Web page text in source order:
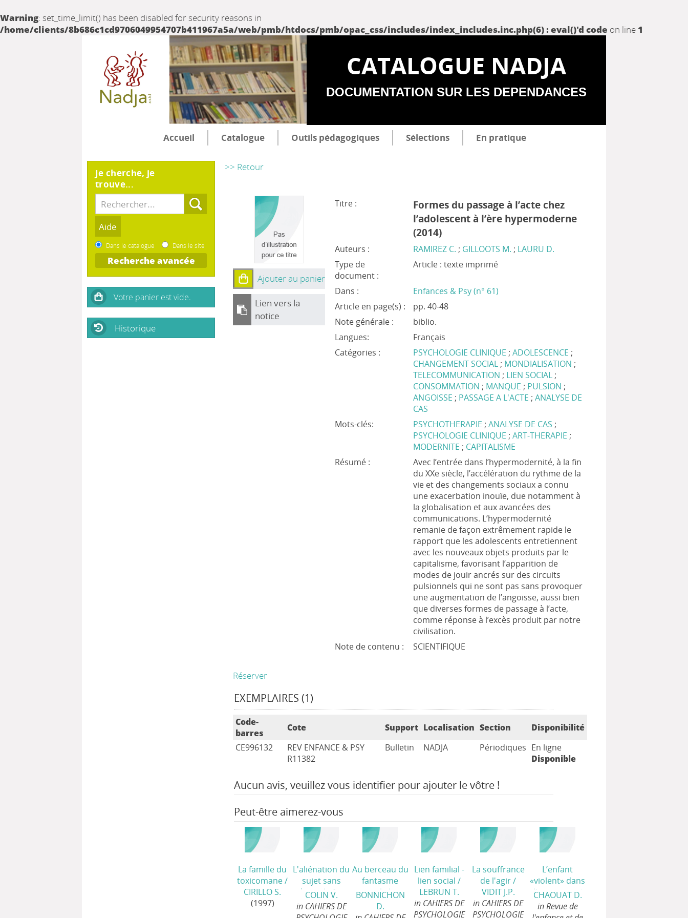
Warning: set_time_limit() has been disabled for security reasons in
/home/clients/8b686c1cd9706049954707b411967a5a/web/pmb/htdocs/pmb/opac_css/includes/index_includes.inc.php(6) : eval()'d code on line 1
CATALOGUE NADJA
DOCUMENTATION SUR LES DEPENDANCES
Accueil Catalogue Outils pédagogiques Sélections En pratique
>> Retour
Ajouter au panier
Lien vers la
notice
Titre :
Formes du passage à l’acte chez
l’adolescent à l’ère hypermoderne
(2014)
Auteurs : RAMIREZ C. ; GILLOOTS M. ; LAURU D.
Type de
document :
Article : texte imprimé
Dans :
Enfances & Psy (n° 61)
Article en page(s) :
pp. 40-48
Note générale :
biblio.
Langues:
Français
Catégories :
PSYCHOLOGIE CLINIQUE ;ADOLESCENCE ;
CHANGEMENT SOCIAL ; MONDIALISATION ;
TELECOMMUNICATION ; LIEN SOCIAL ;
CONSOMMATION ; MANQUE ; PULSION ;
ANGOISSE ; PASSAGE A L'ACTE ;ANALYSE DE
CAS
Mots-clés:
PSYCHOTHERAPIE ;ANALYSE DE CAS ;
PSYCHOLOGIE CLINIQUE ;ART-THERAPIE ;
MODERNITE ; CAPITALISME
Résumé :
Avec l’entrée dans l’hypermodernité, à la fin
du XXe siècle, l’accélération du rythme de la
vie et des changements sociaux a connu
une exacerbation inouïe, due notamment à
la globalisation et aux avancées des
communications. L’hypermodernité
remanie de façon extrêmement rapide le
rapport que les adolescents entretiennent
avec les nouveaux objets produits par le
capitalisme, favorisant l’apparition de
modes de jouir ancrés sur des circuits
pulsionnels qui ne sont pas sans provoquer
une augmentation de l’angoisse, aussi bien
que diverses formes de passage à l’acte,
comme réponse à l’excès produit par notre
civilisation.
Note de contenu :
SCIENTIFIQUE
Réserver
EXEMPLAIRES (1)
Code-
barres
Cote Support Localisation Section
Disponibilité
CE996132
REV ENFANCE & PSY
R11382
Bulletin NADJA Périodiques En ligne
Disponible
Aucun avis, veuillez vous identifier pour ajouter le vôtre !
Peut-être aimerez-vous
La famille du
toxicomane/
CIRILLO S.
(1997)
L'aliénation du
sujet sans
domicile fixe
au regard de
l'histoire des
COLIN V.
in CAHIERS DE
Au berceau du
fantasme
coule la
violence
BONNICHON
D.
Lien familial -
lien social /
LEBRUN T.
in CAHIERS DE
PSYCHOLOGIE
La souffrance
de l'agir/
VIDIT J.P.
in CAHIERS DE
PSYCHOLOGIE
L’enfant
«violent» dans
l’institution/
CHAOUAT D.
in Revue de
Je cherche, je
trouve...
Dans le catalogue Dans le site
Recherche avancée
Historique